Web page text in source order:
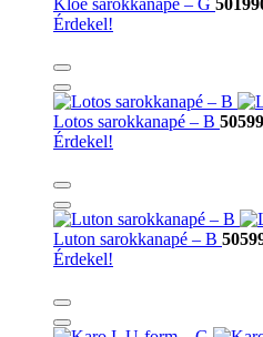
Kloe sarokkanapé – G
Érdekel!
Lotos sarokkanapé – B
Érdekel!
Luton sarokkanapé – B
Érdekel!